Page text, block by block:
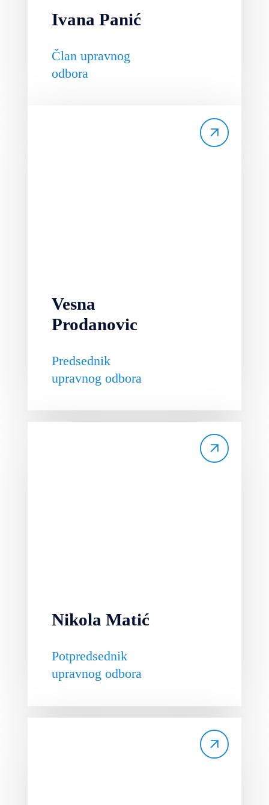
Ivana Panić
Član upravnog
odbora
Vesna
Prodanovic
Predsednik
upravnog odbora
Nikola Matić
Potpredsednik
upravnog odbora